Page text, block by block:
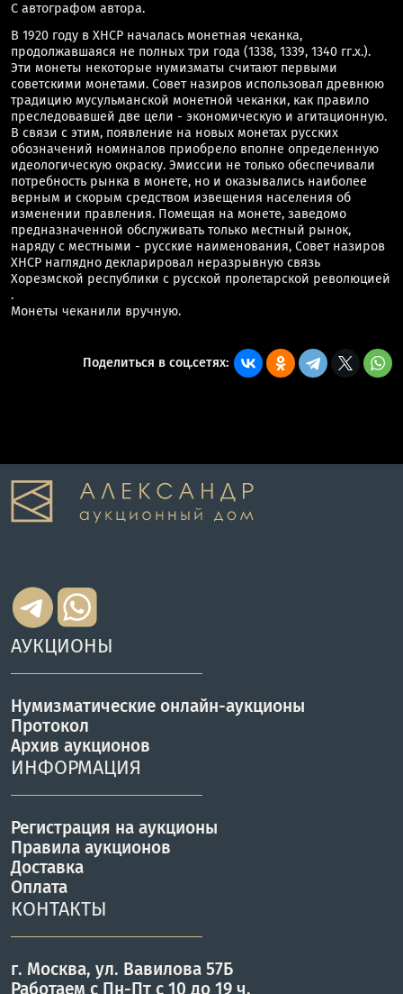
С автографом автора.
В 1920 году в ХНСР началась монетная чеканка,
продолжавшаяся не полных три года (1338, 1339, 1340 гг.х.).
Эти монеты некоторые нумизматы считают первыми
советскими монетами. Совет назиров использовал древнюю
традицию мусульманской монетной чеканки, как правило
преследовавшей две цели - экономическую и агитационную.
В связи с этим, появление на новых монетах русских
обозначений номиналов приобрело вполне определенную
идеологическую окраску. Эмиссии не только обеспечивали
потребность рынка в монете, но и оказывались наиболее
верным и скорым средством извещения населения об
изменении правления. Помещая на монете, заведомо
предназначенной обслуживать только местный рынок,
наряду с местными - русские наименования, Совет назиров
ХНСР наглядно декларировал неразрывную связь
Хорезмской республики с русской пролетарской революцией
.
Монеты чеканили вручную.
Поделиться в соц.сетях:
АУКЦИОНЫ
Нумизматические онлайн-аукционы
Протокол
Архив аукционов
ИНФОРМАЦИЯ
Регистрация на аукционы
Правила аукционов
Доставка
Оплата
КОНТАКТЫ
г. Москва, ул. Вавилова 57Б
Работаем с Пн-Пт с 10 до 19 ч.